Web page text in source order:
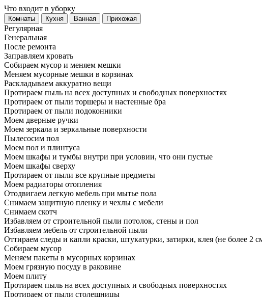
Что входит в уборку
Регу­лярная
Гене­ральная
После ремонта
Заправляем кровать
Собираем мусор и меняем мешки
Меняем мусорные мешки в корзинах
Раскладываем аккуратно вещи
Протираем пыль на всех доступных и свободных поверхностях
Протираем от пыли торшеры и настенные бра
Протираем от пыли подоконники
Моем дверные ручки
Моем зеркала и зеркальные поверхности
Пылесосим пол
Моем пол и плинтуса
Моем шкафы и тумбы внутри при условии, что они пустые
Моем шкафы сверху
Протираем от пыли все крупные предметы
Моем радиаторы отопления
Отодвигаем легкую мебель при мытье пола
Снимаем защитную пленку и чехлы с мебели
Снимаем скотч
Избавляем от строительной пыли потолок, стены и пол
Избавляем мебель от строительной пыли
Оттираем следы и капли краски, штукатурки, затирки, клея (не более 2
Собираем мусор
Меняем пакеты в мусорных корзинах
Моем грязную посуду в раковине
Моем плиту
Протираем пыль на всех доступных и свободных поверхностях
Протираем от пыли столешницы